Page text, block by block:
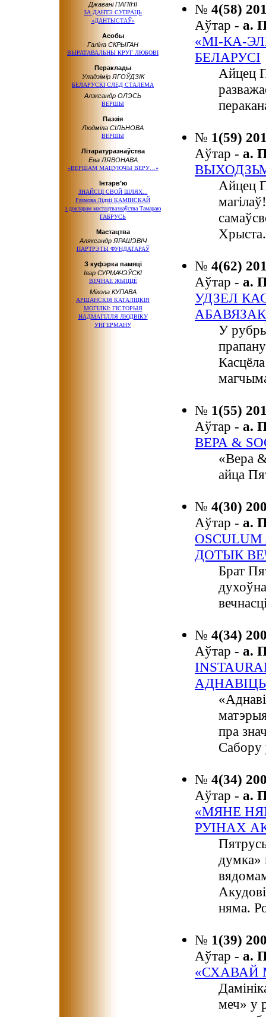
Джавані ПАПІНІ
ЗА ДАНТЭ СУПРАЦЬ
«ДАНТЫСТАЎ»
Асобы
Галіна СКРЫГАН
ВЫРАТАВАЛЬНЫ КРУГ ЛЮБОВІ
Пераклады
Уладзімір ЯГОЎДЗІК
БЕЛАРУСКІ СЛЕД СТАЛЕМА
Алэксандр ОЛЭСЬ
ВЕРШЫ
Паэзія
Людміла СІЛЬНОВА
ВЕРШЫ
Літаратуразнаўства
Ева ЛЯВОНАВА
«ВЕРШАМ МАЦУЮЧЫ ВЕРУ…»
Інтэрв’ю
ЗНАЙСЦІ СВОЙ ШЛЯХ...
Размова Лідзіі КАМІНСКАЙ
з доктарам мастацтвазнаўства Тамараю
ГАБРУСЬ
Мастацтва
Аляксандр ЯРАШЭВІЧ
ПАРТРЭТЫ ФУНДАТАРАЎ
З куфэрка памяці
Ігар СУРМАЧЭЎСКІ
ВЕЧНАЕ ЖЫЦЦЁ
Мікола КУПАВА
АРШАНСКІЯ КАТАЛІЦКІЯ
МОГІЛКІ: ГІСТОРЫЯ
НАДМАГІЛЛЯ ЛЮДВІКУ
УНГЕРМАНУ
№ 4(58)
Аўтар - а.
«МІ-КА-
БЕЛАРУСІ
Айцец
№ 1(59)
Аўтар - а.
Айцец
Хрыста.
№ 4(62)
Аўтар - а.
УДЗЕЛ
У
№ 1(55)
Аўтар - а.
ВЕРА &
«Вера
айца
№ 4(30)
Аўтар - а.
ДОТЫК
Брат
№ 4(34)
Аўтар - а.
пра
Сабору
№ 4(34)
Аўтар - а.
«МЯНЕ
РУІНАХ
думка»
няма.
№ 1(39)
Аўтар - а.
«СХАВАЙ
меч» у